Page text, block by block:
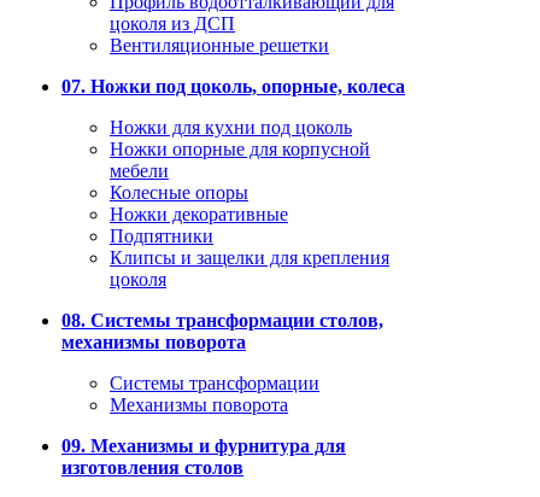
цоколя из ДСП
Вентиляционные решетки
07. Ножки под цоколь, опорные, колеса
Ножки для кухни под цоколь
Ножки опорные для корпусной
мебели
Колесные опоры
Ножки декоративные
Подпятники
Клипсы и защелки для крепления
цоколя
08. Системы трансформации столов,
механизмы поворота
Системы трансформации
Механизмы поворота
09. Механизмы и фурнитура для
изготовления столов